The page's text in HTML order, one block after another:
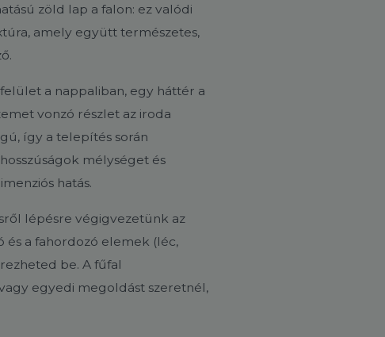
zöld lap a falon: ez valódi
amely együtt természetes,
a nappaliban, egy háttér a
vonzó részlet az iroda
így a telepítés során
mélységet és
hatás.
lépésre végigvezetünk az
és a fahordozó elemek (léc,
be. A fűfal
egyedi megoldást szeretnél,